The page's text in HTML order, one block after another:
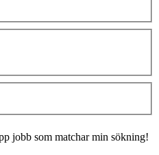
jobb som matchar min sökning!